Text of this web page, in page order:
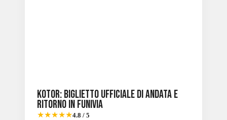
Kotor: biglietto ufficiale di andata e
ritorno in funivia
★★★★★4.8 / 5